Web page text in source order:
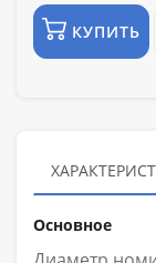
КУПИТЬ
Основное